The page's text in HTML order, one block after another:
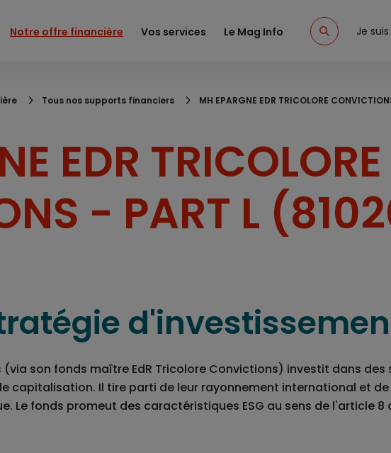
Notre offre financière Vos services Le Mag Info Je suis
Tous nos supports financiers MH EPARGNE EDR TRICOLORE
EDR TRICOLORE
- PART L
son fonds maître EdR Tricolore Convictions) investit dans
capitalisation. Il tire parti de leur rayonnement international et
Le fonds promeut des caractéristiques ESG au sens de l'article 8